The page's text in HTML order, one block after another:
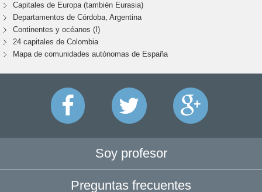
Capitales de Europa (también Eurasia)
Departamentos de Córdoba, Argentina
Continentes y océanos (I)
24 capitales de Colombia
Mapa de comunidades autónomas de España
Soy profesor
Preguntas frecuentes